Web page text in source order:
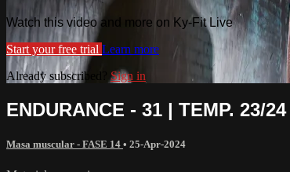
Watch this video and more on Ky-Fit Live
Start your free trial Learn more
Already subscribed? Sign in
ENDURANCE - 31 | TEMP. 23/24
Masa muscular - FASE 14 • 25-Apr-2024